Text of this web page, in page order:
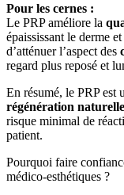
Pour les cernes :
Le PRP améliore la
épaississant le derme
d’atténuer l’aspect des
regard plus reposé et
En résumé, le PRP est
régénération naturelle
risque minimal de
patient.
Pourquoi faire
médico-esthétiques ?